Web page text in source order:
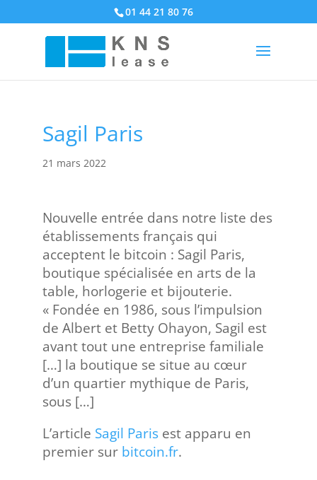
01 44 21 80 76
Sagil Paris
21 mars 2022
Nouvelle entrée dans notre liste des
établissements français qui
acceptent le bitcoin : Sagil Paris,
boutique spécialisée en arts de la
table, horlogerie et bijouterie.
« Fondée en 1986, sous l’impulsion
de Albert et Betty Ohayon, Sagil est
avant tout une entreprise familiale
[…] la boutique se situe au cœur
d’un quartier mythique de Paris,
sous […]
L’article Sagil Parisest apparu en
premier sur bitcoin.fr.